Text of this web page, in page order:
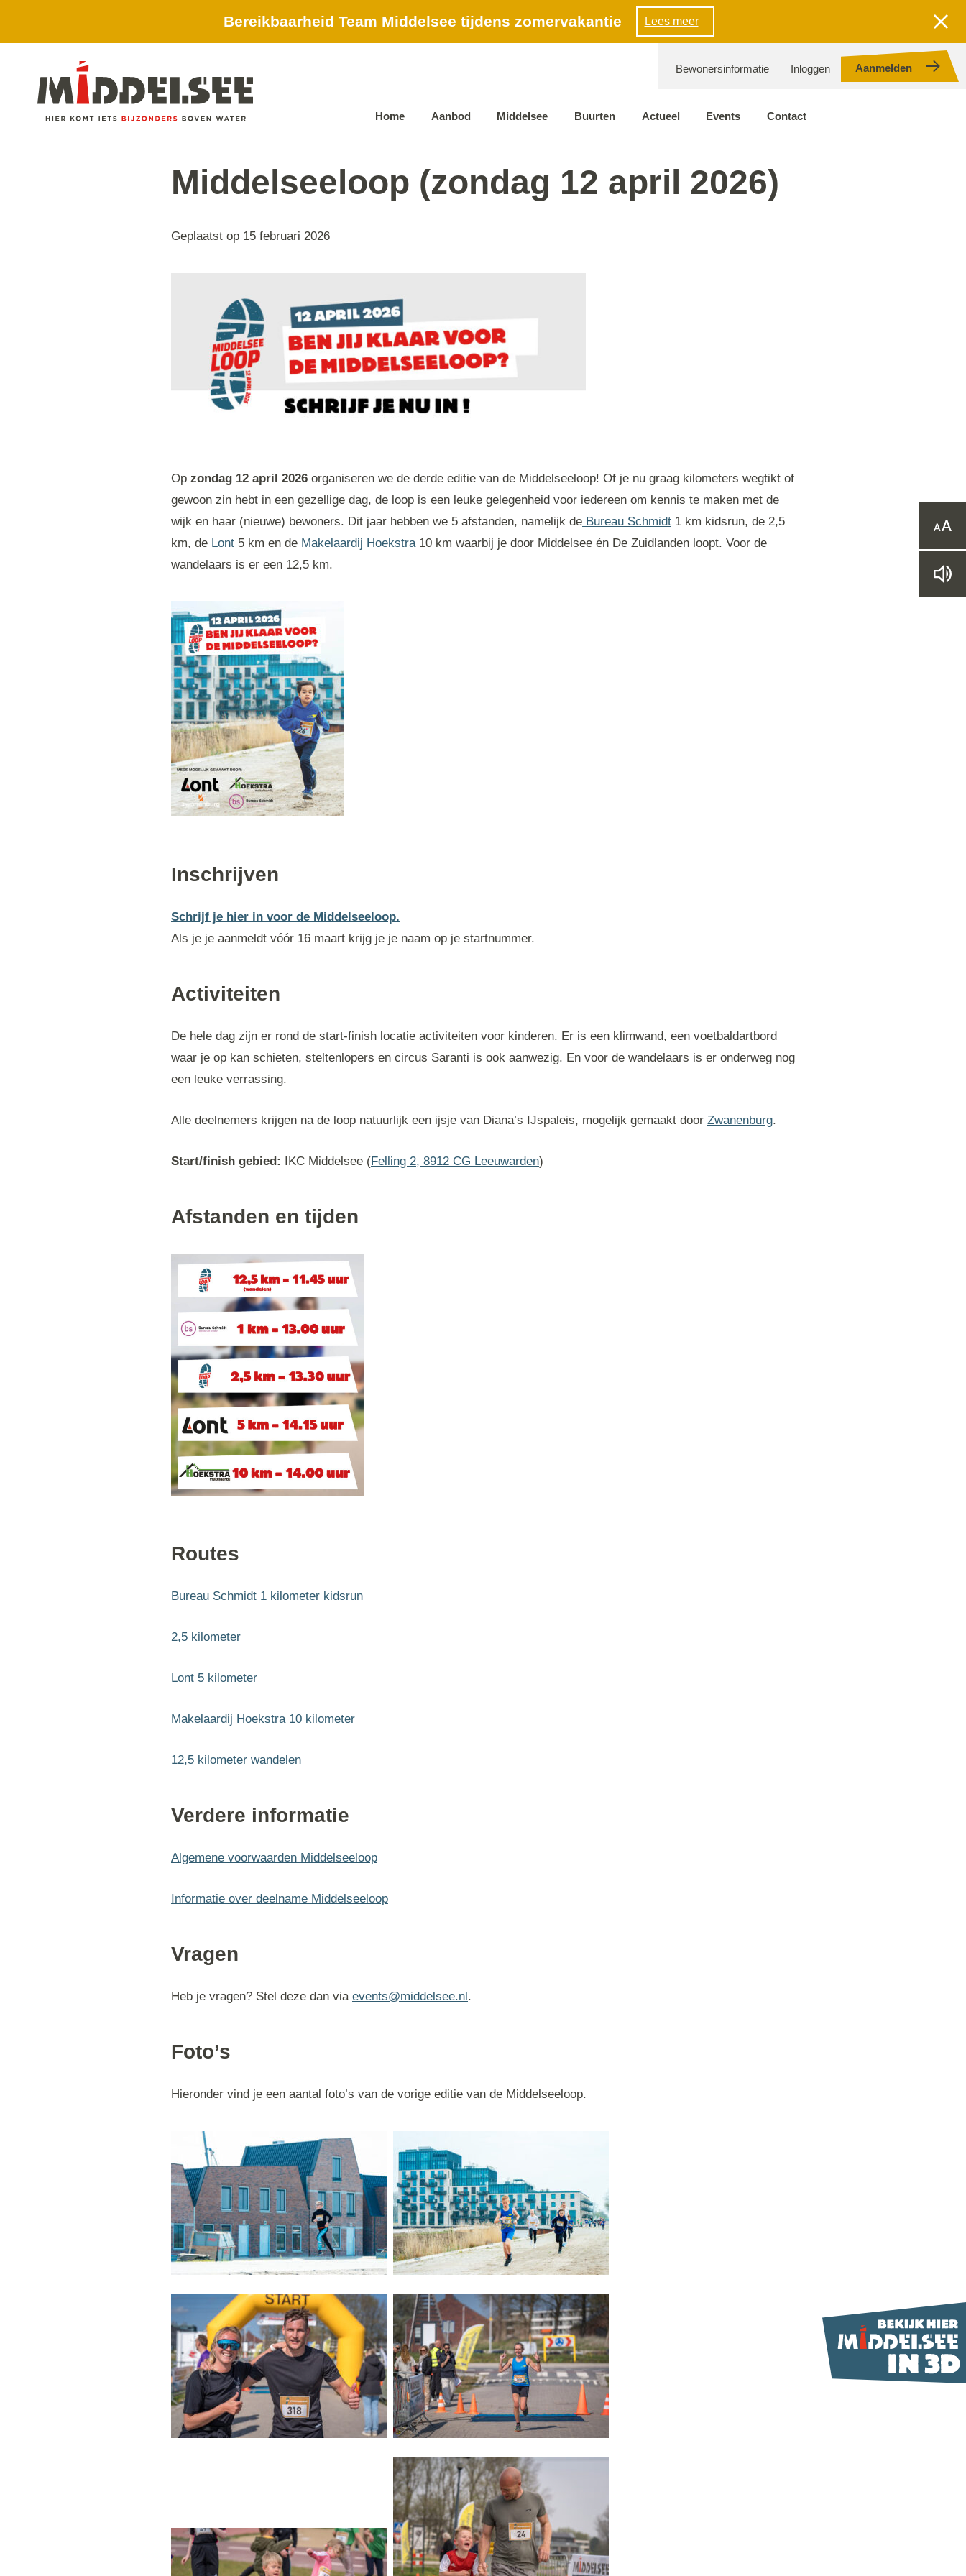
Bereikbaarheid Team Middelsee tijdens zomervakantie Lees meer
Bewonersinformatie Inloggen Aanmelden
Home Aanbod Middelsee Buurten Actueel Events Contact
het
Middelseeloop (zondag 12 april 2026)
Geplaatst op 15 februari 2026
Op zondag 12 april 2026 organiseren we de derde editie van de Middelseeloop! Of je nu graag kilometers wegtikt of
gewoon zin hebt in een gezellige dag, de loop is een leuke gelegenheid voor iedereen om kennis te maken met de
wijk en haar (nieuwe) bewoners. Dit jaar hebben we 5 afstanden, namelijk de Bureau Schmidt 1 km kidsrun, de 2,5
km, de Lont 5 km en de Makelaardij Hoekstra 10 km waarbij je door Middelsee én De Zuidlanden loopt. Voor de
wandelaars is er een 12,5 km.
Inschrijven
Schrijf je hier in voor de Middelseeloop.
Als je je aanmeldt vóór 16 maart krijg je je naam op je startnummer.
Activiteiten
De hele dag zijn er rond de start-finish locatie activiteiten voor kinderen. Er is een klimwand, een voetbaldartbord
waar je op kan schieten, steltenlopers en circus Saranti is ook aanwezig. En voor de wandelaars is er onderweg nog
een leuke verrassing.
Alle deelnemers krijgen na de loop natuurlijk een ijsje van Diana’s IJspaleis, mogelijk gemaakt door Zwanenburg.
Start/finish gebied: IKC Middelsee (Felling 2, 8912 CG Leeuwarden)
Afstanden en tijden
Routes
Bureau Schmidt 1 kilometer kidsrun
2,5 kilometer
Lont 5 kilometer
Makelaardij Hoekstra 10 kilometer
12,5 kilometer wandelen
Verdere informatie
Algemene voorwaarden Middelseeloop
Informatie over deelname Middelseeloop
Vragen
Heb je vragen? Stel deze dan via events@middelsee.nl .
Foto’s
Hieronder vind je een aantal foto’s van de vorige editie van de Middelseeloop.